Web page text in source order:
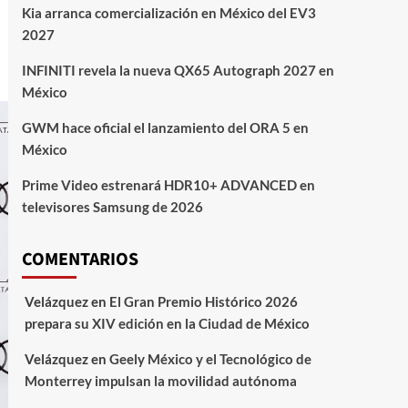
Kia arranca comercialización en México del EV3
2027
INFINITI revela la nueva QX65 Autograph 2027 en
México
GWM hace oficial el lanzamiento del ORA 5 en
México
Prime Video estrenará HDR10+ ADVANCED en
televisores Samsung de 2026
COMENTARIOS
Velázquezen El Gran Premio Histórico 2026
prepara su XIV edición en la Ciudad de México
Velázquezen Geely México y el Tecnológico de
Monterrey impulsan la movilidad autónoma